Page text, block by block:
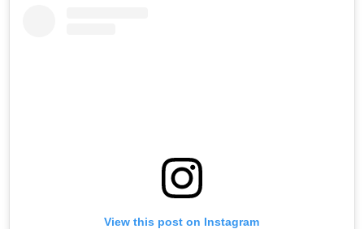
View this post on Instagram